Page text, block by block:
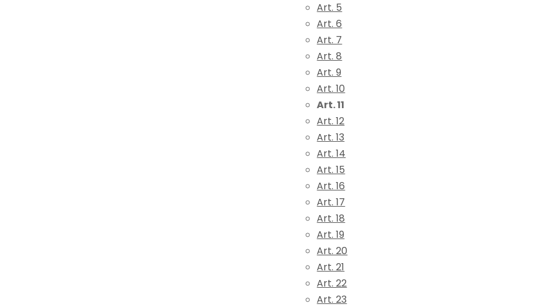
Art. 5
Art. 6
Art. 7
Art. 8
Art. 9
Art. 10
Art. 11
Art. 12
Art. 13
Art. 14
Art. 15
Art. 16
Art. 17
Art. 18
Art. 19
Art. 20
Art. 21
Art. 22
Art. 23